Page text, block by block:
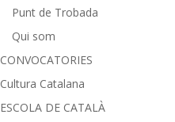
Punt de Trobada
Qui som
CONVOCATORIES
Cultura Catalana
ESCOLA DE CATALÀ